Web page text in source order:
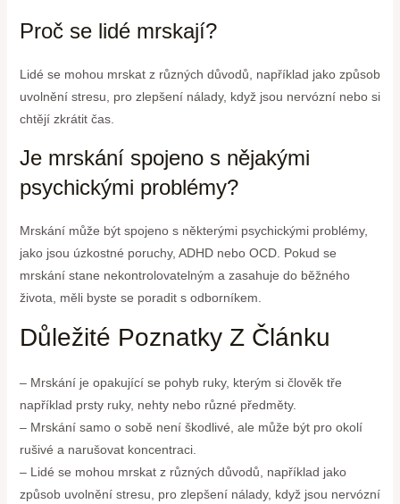
Proč se lidé mrskají?
Lidé se mohou mrskat z různých důvodů, například jako způsob
uvolnění stresu, pro zlepšení nálady, když jsou nervózní nebo si
chtějí zkrátit čas.
Je mrskání spojeno s nějakými
psychickými problémy?
Mrskání může být spojeno s některými psychickými problémy,
jako jsou úzkostné poruchy, ADHD nebo OCD. Pokud se
mrskání stane nekontrolovatelným a zasahuje do běžného
života, měli byste se poradit s odborníkem.
Důležité Poznatky Z Článku
– Mrskání je opakující se pohyb ruky, kterým si člověk tře
například prsty ruky, nehty nebo různé předměty.
– Mrskání samo o sobě není škodlivé, ale může být pro okolí
rušivé a narušovat koncentraci.
– Lidé se mohou mrskat z různých důvodů, například jako
způsob uvolnění stresu, pro zlepšení nálady, když jsou nervózní